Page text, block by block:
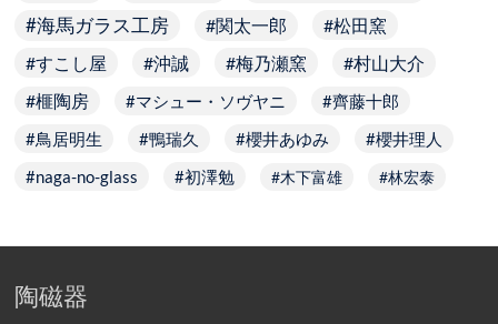
海馬ガラス工房 関太一郎
松田窯
すこし屋
沖誠 梅乃瀬窯 村山大介
榧陶房 マシュー・ソヴヤニ
齊藤十郎
鳥居明生
鴨瑞久 櫻井あゆみ
櫻井理人
naga-no-glass
初澤勉 木下富雄 林宏泰
陶磁器